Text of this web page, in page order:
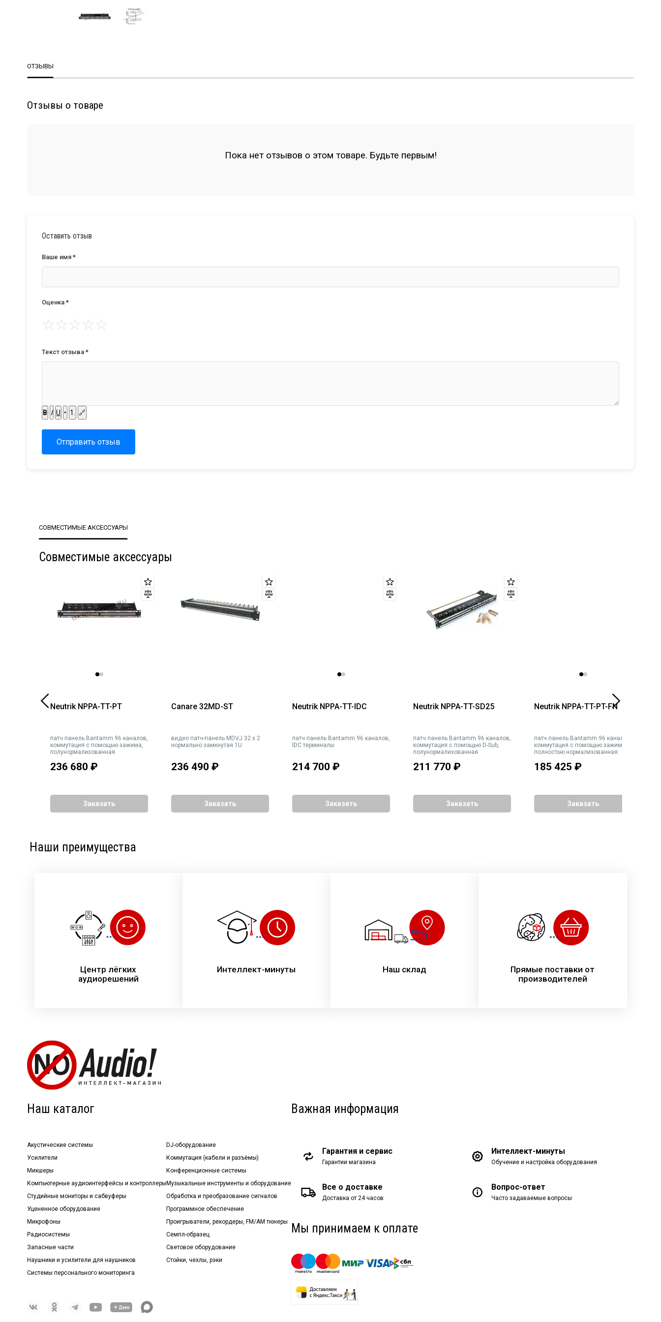
ОТЗЫВЫ
Отзывы о товаре
Пока нет отзывов о этом товаре. Будьте первым!
Оставить отзыв
Ваше имя *
Оценка *
☆☆☆☆☆
Текст отзыва *
B I U • 1. 🔗
Отправить отзыв
СОВМЕСТИМЫЕ АКСЕССУАРЫ
Совместимые аксессуары
Neutrik NPPA-TT-PT
патч панель Bantamm 96 каналов,
коммутация с помощью зажима,
полунормализованная
236 680 ₽
Заказать
Canare 32MD-ST
видео патч-панель MDVJ 32 х 2
нормально замкнутая 1U
236 490 ₽
Заказать
Neutrik NPPA-TT-IDC
патч панель Bantamm 96 каналов,
IDC терминалы
214 700 ₽
Заказать
Neutrik NPPA-TT-SD25
патч панель Bantamm 96 каналов,
коммутация с помощью D-Sub,
полунормализованная
211 770 ₽
Заказать
Neutrik NPPA-TT-PT-FN
патч панель Bantamm 96 каналов,
коммутация с помощью зажима,
полностью нормализованная
185 425 ₽
Заказать
Наши преимущества
Центр лёгких
аудиорешений
Интеллект-минуты Наш склад
Прямые поставки от
производителей
Наш каталог
Акустические системы
Усилители
Микшеры
Компьютерные аудиоинтерфейсы и контроллеры
Студийные мониторы и сабвуферы
Уцененное оборудование
Микрофоны
Радиосистемы
Запасные части
Наушники и усилители для наушников
Системы персонального мониторинга
DJ-оборудование
Коммутация (кабели и разъёмы)
Конференционные системы
Музыкальные инструменты и оборудование
Обработка и преобразование сигналов
Программное обеспечение
Проигрыватели, рекордеры, FM/AM тюнеры
Семпл-образец
Световое оборудование
Стойки, чехлы, рэки
Важная информация
Гарантия и сервис
Гарантии магазина
Интеллект-минуты
Обучение и настройка оборудования
Все о доставке
Доставка от 24 часов
Вопрос-ответ
Часто задаваемые вопросы
Мы принимаем к оплате